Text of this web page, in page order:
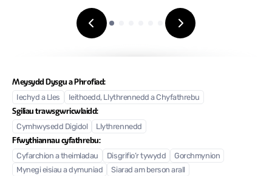
Meysydd Dysgu a Phrofiad:
Iechyd a Lles Ieithoedd, Llythrennedd a Chyfathrebu
Sgiliau trawsgwricwlaidd:
Cymhwysedd Digidol Llythrennedd
Ffwythiannau cyfathrebu:
Cyfarchion a theimladau Disgrifio’r tywydd
Gorchmynion
Mynegi eisiau a dymuniad
Siarad am berson arall